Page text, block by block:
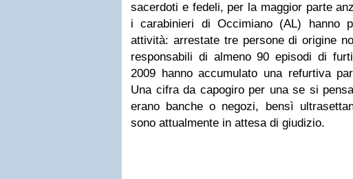
sacerdoti e fedeli, per la maggior parte
i carabinieri di Occimiano (AL) hanno
attività: arrestate tre persone di origine
responsabili di almeno 90 episodi di
2009 hanno accumulato una refurtiva
Una cifra da capogiro per una se si
erano banche o negozi, bensì
sono attualmente in attesa di giudizio.